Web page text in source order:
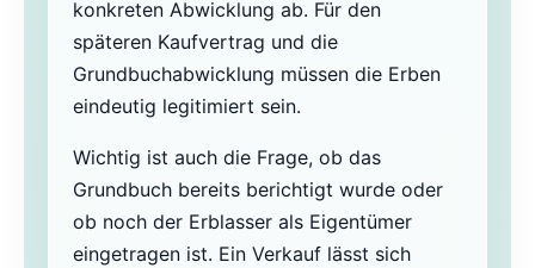
konkreten Abwicklung ab. Für den
späteren Kaufvertrag und die
Grundbuchabwicklung müssen die Erben
eindeutig legitimiert sein.
Wichtig ist auch die Frage, ob das
Grundbuch bereits berichtigt wurde oder
ob noch der Erblasser als Eigentümer
eingetragen ist. Ein Verkauf lässt sich